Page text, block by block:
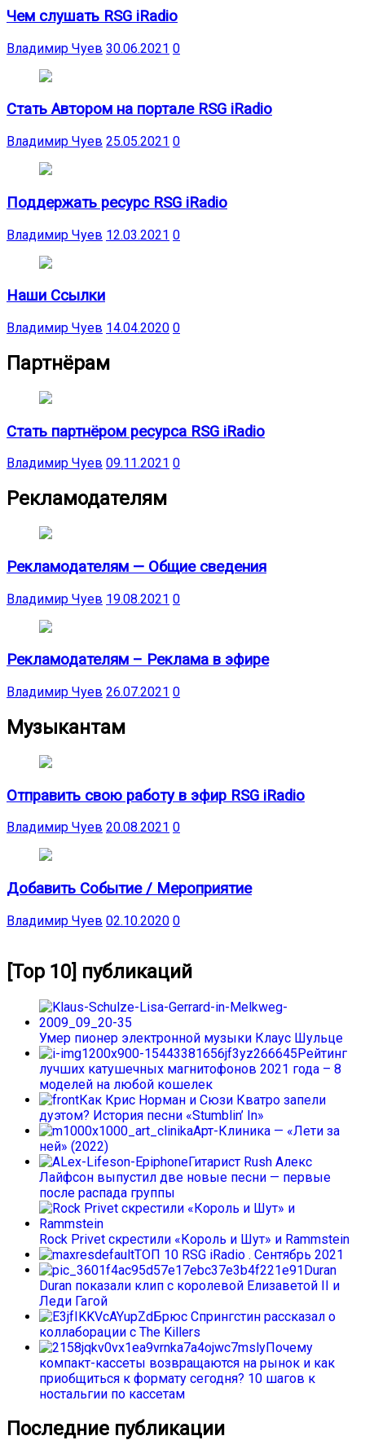
Чем слушать RSG iRadio
Владимир Чуев 30.06.2021 0
Стать Автором на портале RSG iRadio
Владимир Чуев 25.05.2021 0
Поддержать ресурс RSG iRadio
Владимир Чуев 12.03.2021 0
Наши Ссылки
Владимир Чуев 14.04.2020 0
Партнёрам
Стать партнёром ресурса RSG iRadio
Владимир Чуев 09.11.2021 0
Рекламодателям
Рекламодателям — Общие сведения
Владимир Чуев 19.08.2021 0
Рекламодателям – Реклама в эфире
Владимир Чуев 26.07.2021 0
Музыкантам
Отправить свою работу в эфир RSG iRadio
Владимир Чуев 20.08.2021 0
Добавить Событие / Мероприятие
Владимир Чуев 02.10.2020 0
[Top 10] публикаций
Умер пионер электронной музыки Клаус Шульце
Рейтинг
лучших катушечных магнитофонов 2021 года – 8
моделей на любой кошелек
Как Крис Норман и Сюзи Кватро запели
дуэтом? История песни «Stumblin’ In»
Арт-Клиника — «Лети за
ней» (2022)
Гитарист Rush Алекс
Лайфсон выпустил две новые песни — первые
после распада группы
Rock Privet скрестили «Король и Шут» и Rammstein
ТОП 10 RSG iRadio . Сентябрь 2021
Duran
Duran показали клип с королевой Елизаветой II и
Леди Гагой
Брюс Спрингстин рассказал о
коллаборации с The Killers
Почему
компакт-кассеты возвращаются на рынок и как
приобщиться к формату сегодня? 10 шагов к
ностальгии по кассетам
Последние публикации